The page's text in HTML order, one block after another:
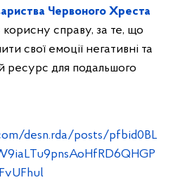
Червоного Хреста
корисну справу, за те, що
свої емоції негативні та
ресурс для подальшого
desn.rda/posts/pfbid0BL